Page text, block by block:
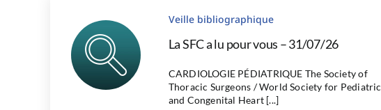
Veille bibliographique
La SFC a lu pour vous – 31/07/26
CARDIOLOGIE PÉDIATRIQUE The Society of
Thoracic Surgeons / World Society for Pediatric
and Congenital Heart [...]